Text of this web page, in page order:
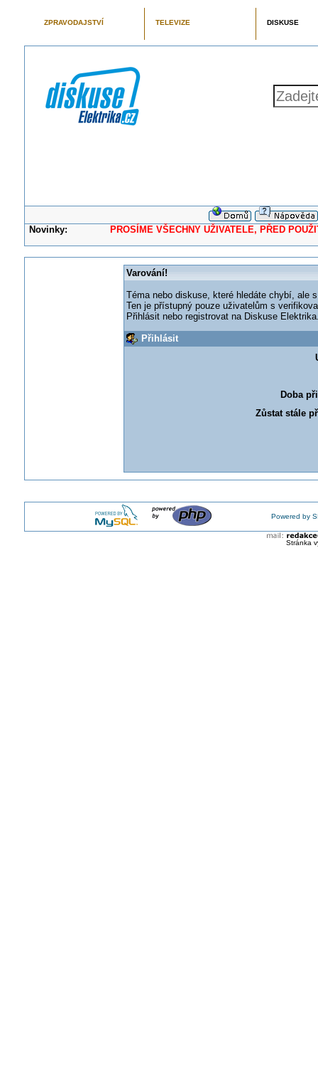
ZPRAVODAJSTVÍ TELEVIZE DISKUSE
Novinky: PROSÍME VŠECHNY UŽIVATELE, PŘED
Varování!
Téma nebo diskuse, které hledáte chybí, ale
Ten je přístupný pouze uživatelům s
Přihlásit nebo registrovat na Diskuse
Přihlásit
Doba
Zůstat stále
Powered by
Stránka